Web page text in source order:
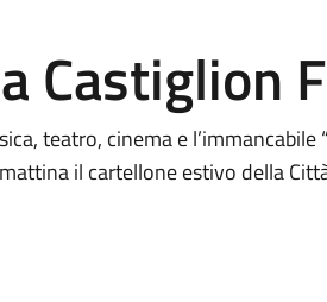
Castiglion
teatro, cinema e
il cartellone estivo della